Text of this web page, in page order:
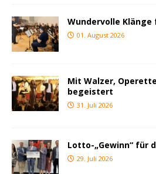
Wundervolle
01. August 2026
Mit Walzer,
begeistert
31. Juli 2026
Lotto-„Gewinn“ für
29. Juli 2026